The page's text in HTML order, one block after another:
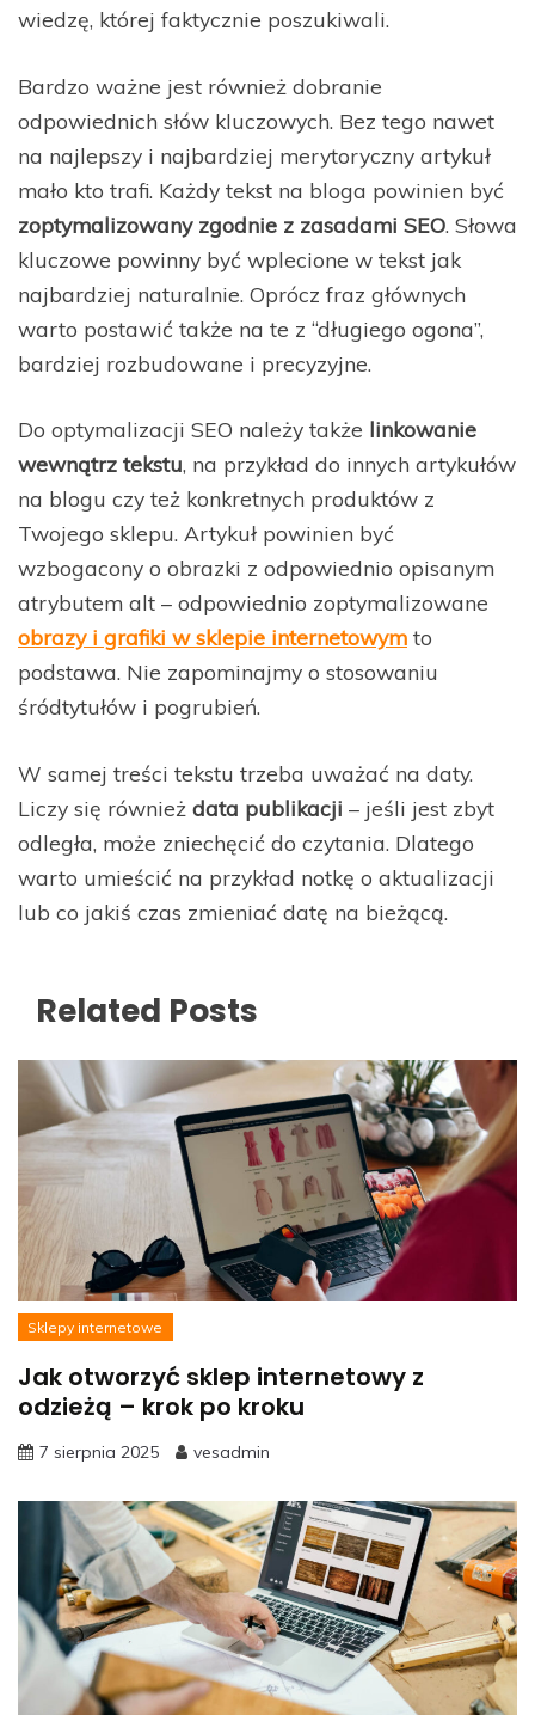
wiedzę, której faktycznie poszukiwali.
Bardzo ważne jest również dobranie
odpowiednich słów kluczowych. Bez tego nawet
na najlepszy i najbardziej merytoryczny artykuł
mało kto trafi. Każdy tekst na bloga powinien być
zoptymalizowany zgodnie z zasadami SEO. Słowa
kluczowe powinny być wplecione w tekst jak
najbardziej naturalnie. Oprócz fraz głównych
warto postawić także na te z “długiego ogona”,
bardziej rozbudowane i precyzyjne.
Do optymalizacji SEO należy także linkowanie
wewnątrz tekstu, na przykład do innych artykułów
na blogu czy też konkretnych produktów z
Twojego sklepu. Artykuł powinien być
wzbogacony o obrazki z odpowiednio opisanym
atrybutem alt – odpowiednio zoptymalizowane
obrazy i grafiki w sklepie internetowym to
podstawa. Nie zapominajmy o stosowaniu
śródtytułów i pogrubień.
W samej treści tekstu trzeba uważać na daty.
Liczy się również data publikacji – jeśli jest zbyt
odległa, może zniechęcić do czytania. Dlatego
warto umieścić na przykład notkę o aktualizacji
lub co jakiś czas zmieniać datę na bieżącą.
Related Posts
Sklepy internetowe
Jak otworzyć sklep internetowy z
odzieżą – krok po kroku
7 sierpnia 2025 vesadmin